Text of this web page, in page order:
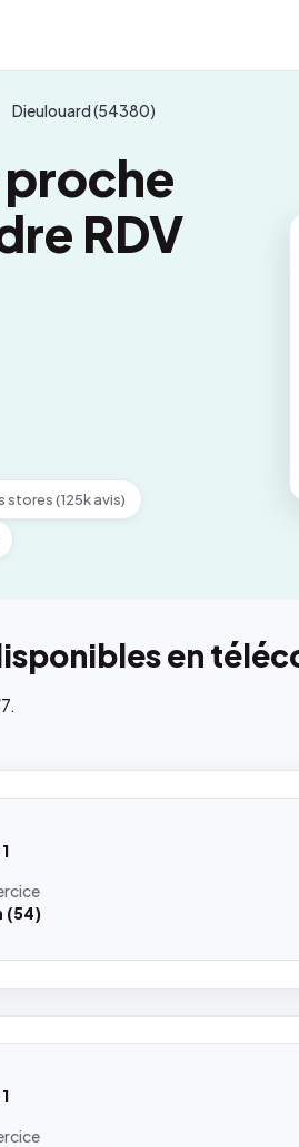
Dieulouard (54380)
proche
RDV
stores (125k avis)
en
(54)